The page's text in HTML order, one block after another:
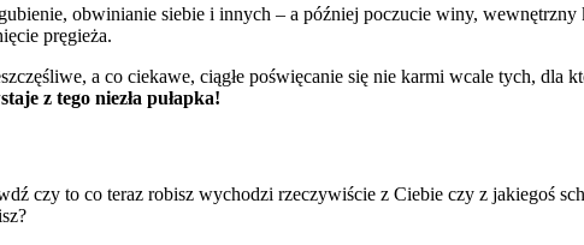
obwinianie siebie i innych – a później poczucie winy,
pręgieża.
a co ciekawe, ciągłe poświęcanie się nie karmi wcale tych, dla
z tego niezła pułapka!
czy to co teraz robisz wychodzi rzeczywiście z Ciebie czy z jakiegoś